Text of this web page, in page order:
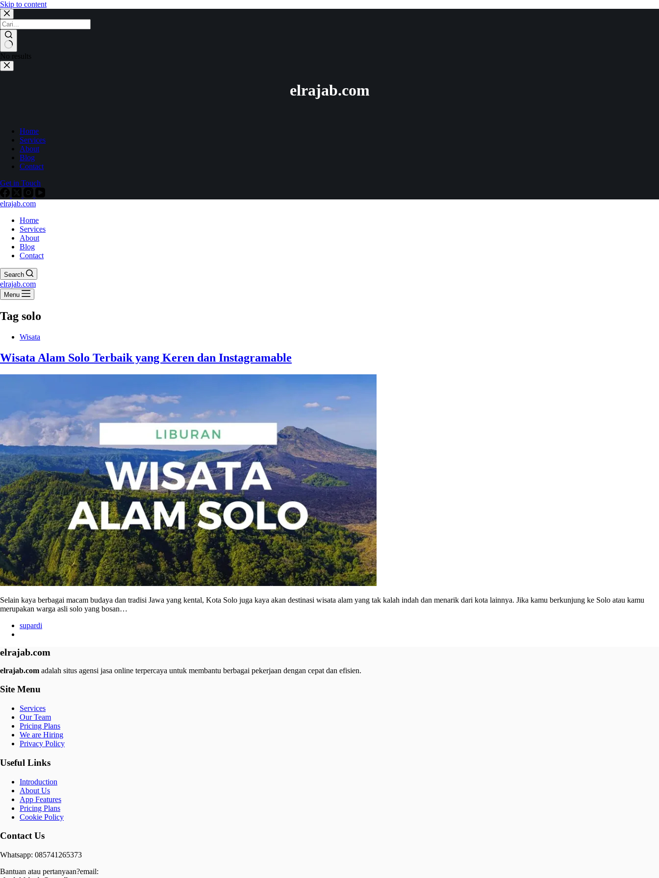
Skip to content
No results
elrajab.com
Home
Services
About
Blog
Contact
Get in Touch
elrajab.com
Home
Services
About
Blog
Contact
Search
elrajab.com
Menu
Tag solo
Wisata
Wisata Alam Solo Terbaik yang Keren dan Instagramable
Selain kaya berbagai macam budaya dan tradisi Jawa yang kental, Kota Solo juga kaya akan destinasi wisata alam yang tak kalah indah dan menarik dari kota lainnya. Jika kamu berkunjung ke Solo atau kamu
merupakan warga asli solo yang bosan…
supardi
elrajab.com
elrajab.com adalah situs agensi jasa online terpercaya untuk membantu berbagai pekerjaan dengan cepat dan efisien.
Site Menu
Services
Our Team
Pricing Plans
We are Hiring
Privacy Policy
Useful Links
Introduction
About Us
App Features
Pricing Plans
Cookie Policy
Contact Us
Whatsapp: 085741265373
Bantuan atau pertanyaan?email: